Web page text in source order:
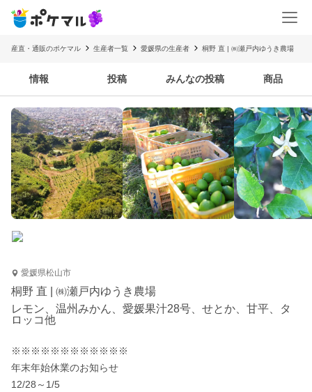
産直・通販のポケマル 生産者一覧 愛媛県の生産者 桐野 直 | ㈱瀬戸内ゆうき農場
情報 投稿 みんなの投稿 商品
愛媛県松山市
桐野 直 | ㈱瀬戸内ゆうき農場
レモン、温州みかん、愛媛果汁28号、せとか、甘平、タ
ロッコ他
※※※※※※※※※※※※
年末年始休業のお知らせ
12/28～1/5